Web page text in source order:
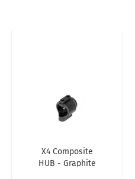
X4 Composite
HUB - Graphite